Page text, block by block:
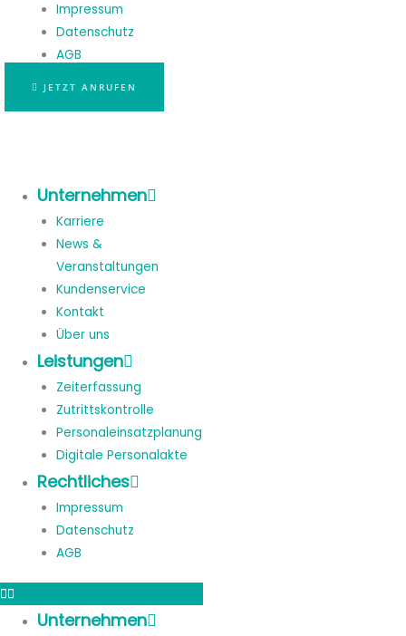
Impressum
Datenschutz
AGB
JETZT ANRUFEN
Unternehmen
Karriere
News &
Veranstaltungen
Kundenservice
Kontakt
Über uns
Leistungen
Zeiterfassung
Zutrittskontrolle
Personaleinsatzplanung
Digitale Personalakte
Rechtliches
Impressum
Datenschutz
AGB
Unternehmen